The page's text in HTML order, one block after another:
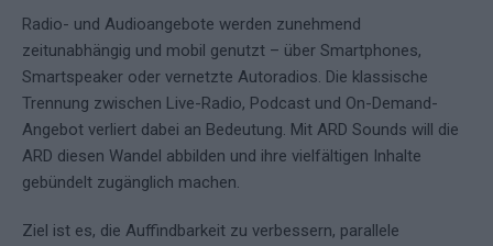
Radio- und Audioangebote werden zunehmend
zeitunabhängig und mobil genutzt – über Smartphones,
Smartspeaker oder vernetzte Autoradios. Die klassische
Trennung zwischen Live-Radio, Podcast und On-Demand-
Angebot verliert dabei an Bedeutung. Mit ARD Sounds will die
ARD diesen Wandel abbilden und ihre vielfältigen Inhalte
gebündelt zugänglich machen.
Ziel ist es, die Auffindbarkeit zu verbessern, parallele